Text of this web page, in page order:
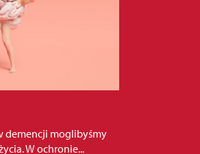
demencji moglibyśmy
W ochronie...